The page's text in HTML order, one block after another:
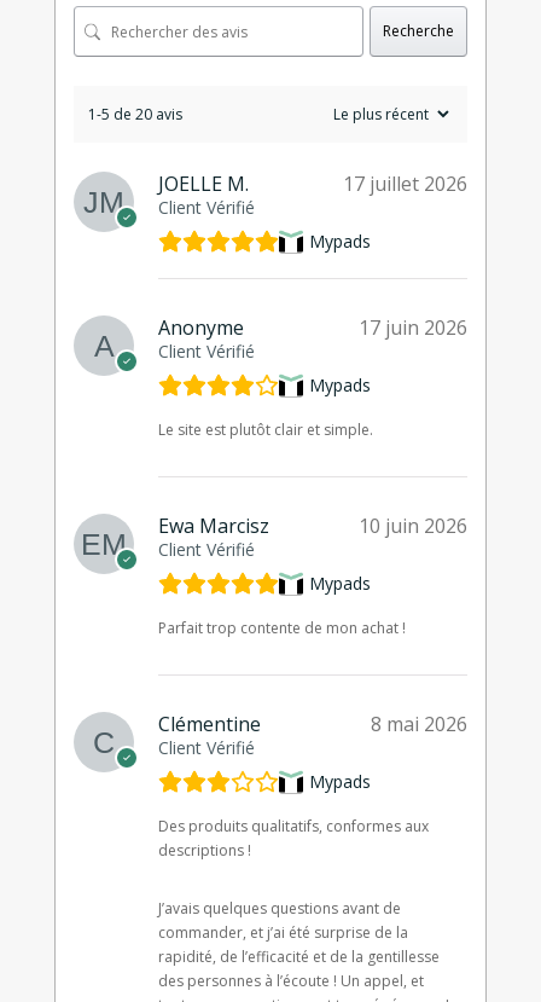
Recherche
1-5 de 20 avis
JOELLE M.
Client Vérifié
17 juillet 2026
Mypads
Anonyme
Client Vérifié
17 juin 2026
Mypads
Le site est plutôt clair et simple.
Ewa Marcisz
Client Vérifié
10 juin 2026
Mypads
Parfait trop contente de mon achat !
Clémentine
Client Vérifié
8 mai 2026
Mypads
Des produits qualitatifs, conformes aux
descriptions !
J’avais quelques questions avant de
commander, et j’ai été surprise de la
rapidité, de l’efficacité et de la gentillesse
des personnes à l’écoute ! Un appel, et